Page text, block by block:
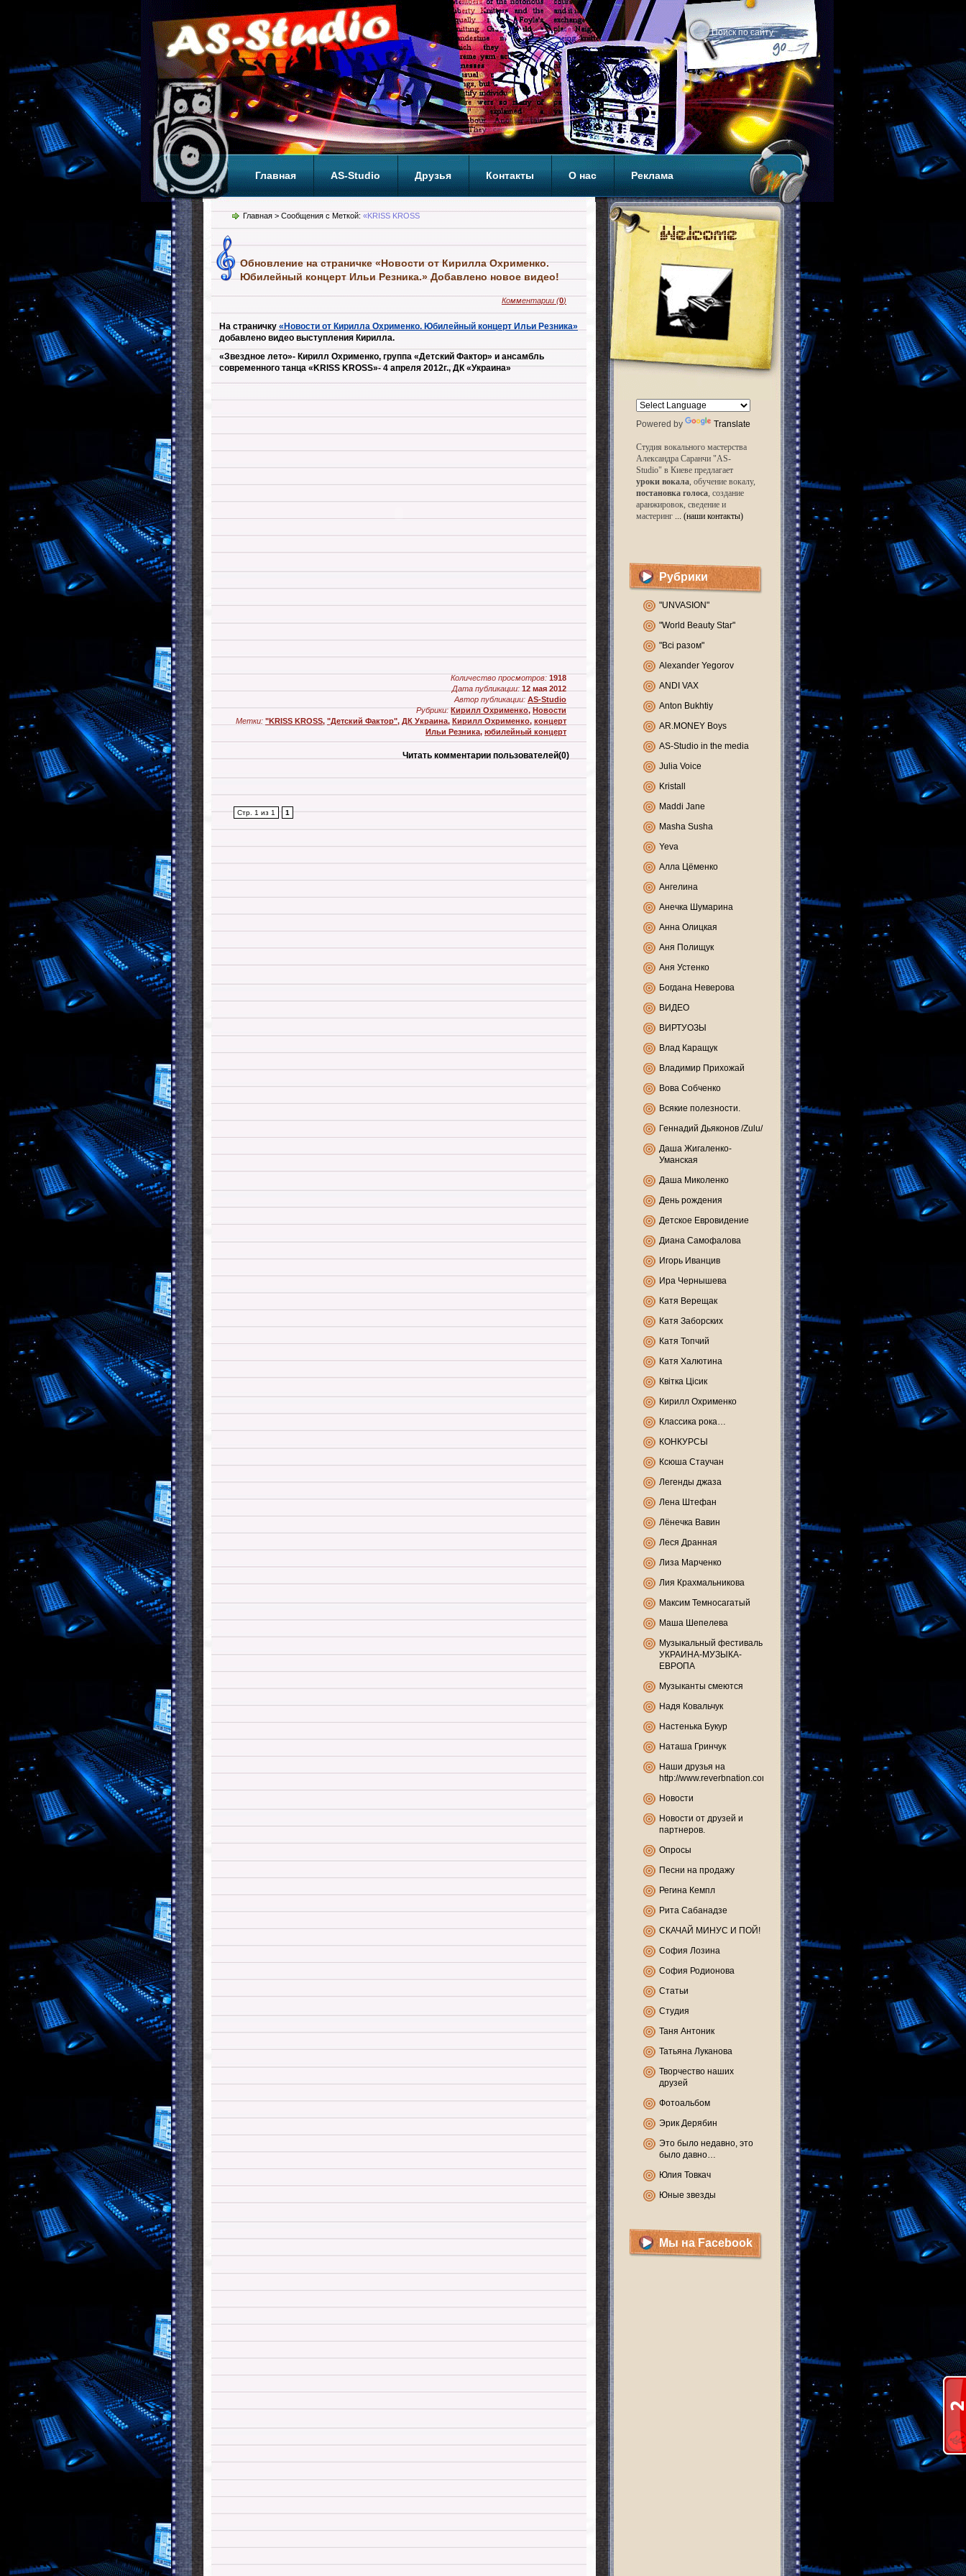
Главная AS-Studio Друзья Контакты О нас Реклама
Теги ТОП
Powered by Translate
Студия вокального мастерства
Александра Саранчи "AS-
Studio" в Киеве предлагает
уроки вокала, обучение вокалу,
постановка голоса, создание
аранжировок, сведение и
мастеринг ... (наши контакты)
Рубрики
"UNVASION"
"World Beauty Star"
"Всі разом"
Alexander Yegorov
ANDI VAX
Anton Bukhtiy
AR.MONEY Boys
AS-Studio in the media
Julia Voice
Kristall
Maddi Jane
Masha Susha
Yeva
Алла Цёменко
Ангелина
Анечка Шумарина
Анна Олицкая
Аня Полищук
Аня Устенко
Богдана Неверова
ВИДЕО
ВИРТУОЗЫ
Влад Каращук
Владимир Прихожай
Вова Собченко
Всякие полезности.
Геннадий Дьяконов /Zulu/
Даша Жигаленко-
Уманская
Даша Миколенко
День рождения
Детское Евровидение
Диана Самофалова
Игорь Иванцив
Ира Чернышева
Катя Верещак
Катя Заборских
Катя Топчий
Катя Халютина
Квітка Цісик
Кирилл Охрименко
Классика рока…
КОНКУРСЫ
Ксюша Стаучан
Легенды джаза
Лена Штефан
Лёнечка Вавин
Леся Дранная
Лиза Марченко
Лия Крахмальникова
Максим Темносагатый
Маша Шепелева
Музыкальный фестиваль
УКРАИНА-МУЗЫКА-
ЕВРОПА
Музыканты смеются
Надя Ковальчук
Настенька Букур
Наташа Гринчук
Наши друзья на
http://www.reverbnation.com
Новости
Новости от друзей и
партнеров.
Опросы
Песни на продажу
Регина Кемпл
Рита Сабанадзе
СКАЧАЙ МИНУС И ПОЙ!
София Лозина
София Родионова
Статьи
Студия
Таня Антоник
Татьяна Луканова
Творчество наших
друзей
Фотоальбом
Эрик Дерябин
Это было недавно, это
было давно…
Юлия Товкач
Юные звезды
Мы на Facebook
Главная > Сообщения с Меткой: «KRISS KROSS
Обновление на страничке «Новости от Кирилла Охрименко.
Юбилейный концерт Ильи Резника.» Добавлено новое видео!
Комментарии (0)
На страничку «Новости от Кирилла Охрименко. Юбилейный концерт Ильи Резника»
добавлено видео выступления Кирилла.
«Звездное лето»- Кирилл Охрименко, группа «Детский Фактор» и ансамбль
современного танца «KRISS KROSS»- 4 апреля 2012г., ДК «Украина»
Количество просмотров: 1918
Дата публикации: 12 мая 2012
Автор публикации: AS-Studio
Рубрики: Кирилл Охрименко,Новости
Метки: "KRISS KROSS, "Детский Фактор", ДК Украина, Кирилл Охрименко, концерт
Ильи Резника, юбилейный концерт
Читать комментарии пользователей(0)
Стр. 1 из 1 1